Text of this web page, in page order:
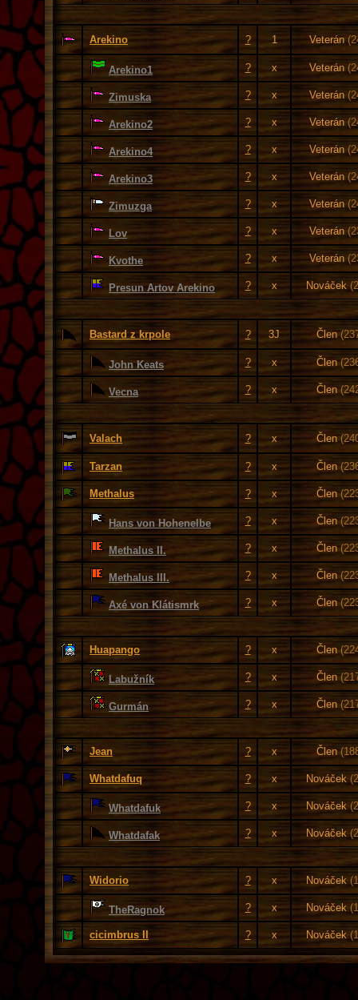
Arekino ? 1 Veterán
Arekino1 ? x Veterán
Zimuska ? x Veterán
Arekino2 ? x Veterán
Arekino4 ? x Veterán
Arekino3 ? x Veterán
Zimuzga ? x Veterán
Lov ? x Veterán
Kvothe ? x Veterán
Presun Artov Arekino ? x Nováček
Bastard z krpole ? 3J Člen
John Keats ? x Člen
Vecna ? x Člen
Valach ? x Člen
Tarzan ? x Člen
Methalus ? x Člen
Hans von Hohenelbe ? x Člen
Methalus II. ? x Člen
Methalus III. ? x Člen
Axé von Klátismrk ? x Člen
Huapango ? x Člen
Labužník ? x Člen
Gurmán ? x Člen
Jean ? x Člen
Whatdafuq ? x Nováček
Whatdafuk ? x Nováček
Whatdafak ? x Nováček
Widorio ? x Nováček
TheRagnok ? x Nováček
cicimbrus II ? x Nováček